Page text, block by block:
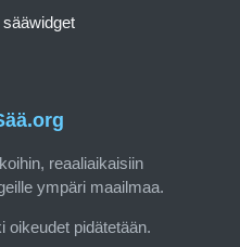
reaaliaikaisiin
ympäri maailmaa.
oikeudet pidätetään.